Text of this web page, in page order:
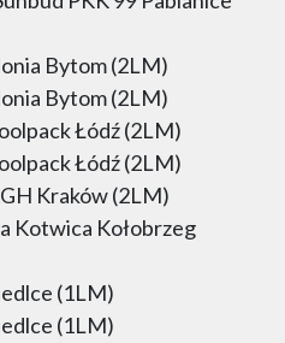
Bytom (2LM)
Bytom (2LM)
Łódź (2LM)
Łódź (2LM)
Kraków (2LM)
Kotwica Kołobrzeg
(1LM)
(1LM)